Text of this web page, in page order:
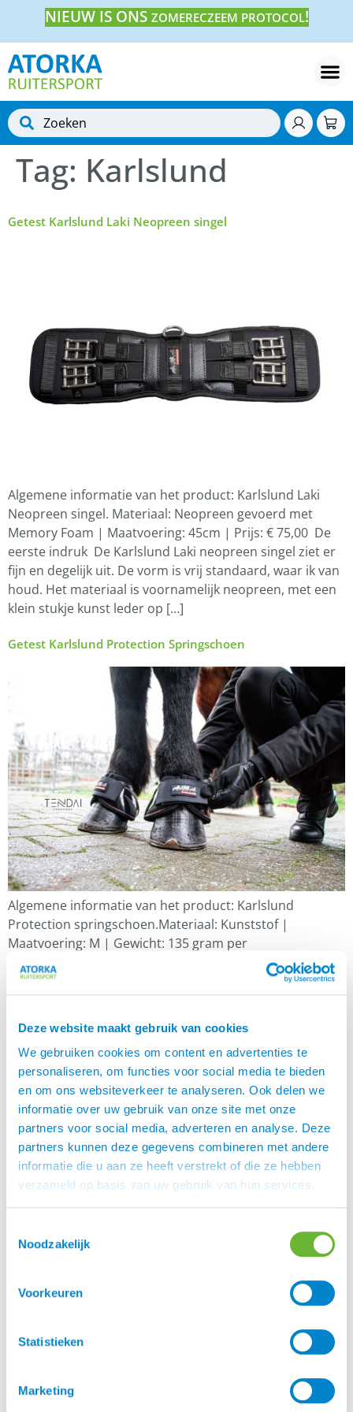
Deze website maakt gebruik van cookies
We gebruiken cookies om content en advertenties te
personaliseren, om functies voor social media te bieden
en om ons websiteverkeer te analyseren. Ook delen we
informatie over uw gebruik van onze site met onze
partners voor social media, adverteren en analyse. Deze
partners kunnen deze gegevens combineren met andere
informatie die u aan ze heeft verstrekt of die ze hebben
verzameld op basis van uw gebruik van hun services.
Noodzakelijk
Voorkeuren
Statistieken
Marketing
NIEUW IS ONS ZOMERECZEEM PROTOCOL!
Tag: Karlslund
Getest Karlslund Laki Neopreen singel
Algemene informatie van het product: Karlslund Laki
Neopreen singel. Materiaal: Neopreen gevoerd met
Memory Foam | Maatvoering: 45cm | Prijs: € 75,00 De
eerste indruk De Karlslund Laki neopreen singel ziet er
fijn en degelijk uit. De vorm is vrij standaard, waar ik van
houd. Het materiaal is voornamelijk neopreen, met een
klein stukje kunst leder op […]
Getest Karlslund Protection Springschoen
Algemene informatie van het product: Karlslund
Protection springschoen.Materiaal: Kunststof |
Maatvoering: M | Gewicht: 135 gram per
springschoenPrijs: € 69,00 De eerste indruk Zo op het
eerste gezicht zien de Karlslund Protection
springschoenen er mooi uit. Ze zijn zwart met de voor
van hard, maar buigzaam materiaal en […]
Getest Karlslund Memory Foam Onderlegger Blida
Algemene informatie van de het product: Karlslund
Foam | Maatvoering: 1 maat afmeting 32 x 60 x 80cm.|
Prijs: € 90 De eerste indruk De Memory Foam